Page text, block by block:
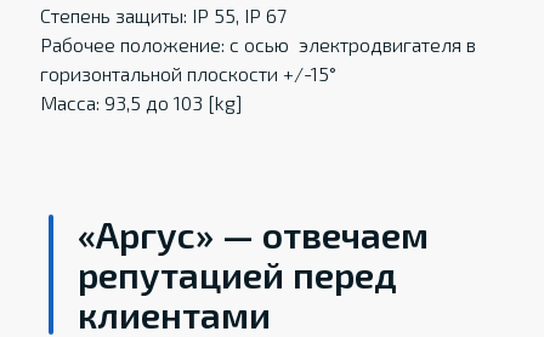
Степень защиты: IP 55, IP 67
Рабочее положение: с осью электродвигателя в
горизонтальной плоскости +/-15°
Масса: 93,5 до 103 [kg]
«Аргус» — отвечаем
репутацией перед
клиентами